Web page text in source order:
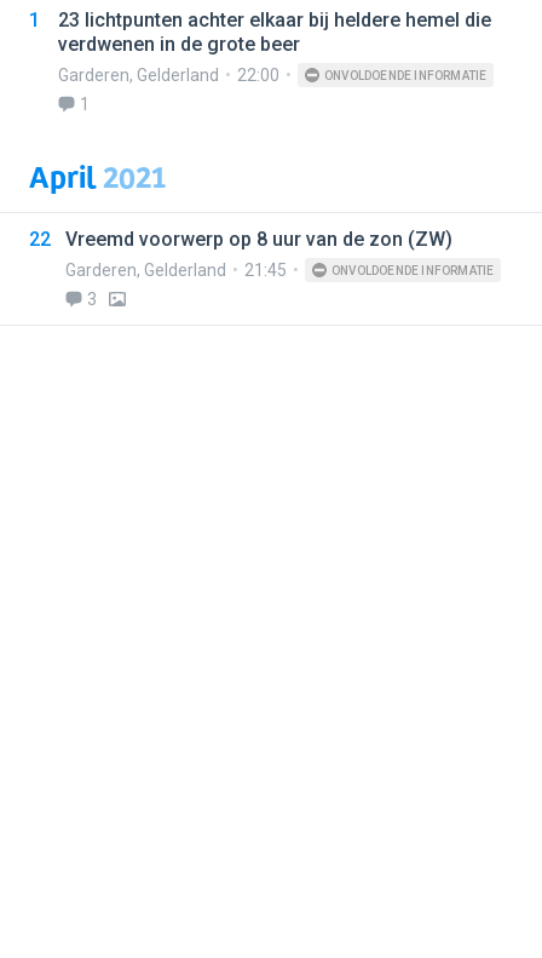
1
23 lichtpunten achter elkaar bij heldere hemel die
verdwenen in de grote beer
Garderen, Gelderland 22:00 ONVOLDOENDE INFORMATIE
1
April2021
22 Vreemd voorwerp op 8 uur van de zon (ZW)
Garderen, Gelderland 21:45 ONVOLDOENDE INFORMATIE
3